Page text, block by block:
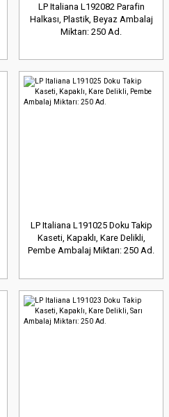
LP Italiana L192082 Parafin
Halkası, Plastik, Beyaz Ambalaj
Miktarı: 250 Ad.
LP Italiana L191025 Doku Takip
Kaseti, Kapaklı, Kare Delikli,
Pembe Ambalaj Miktarı: 250 Ad.